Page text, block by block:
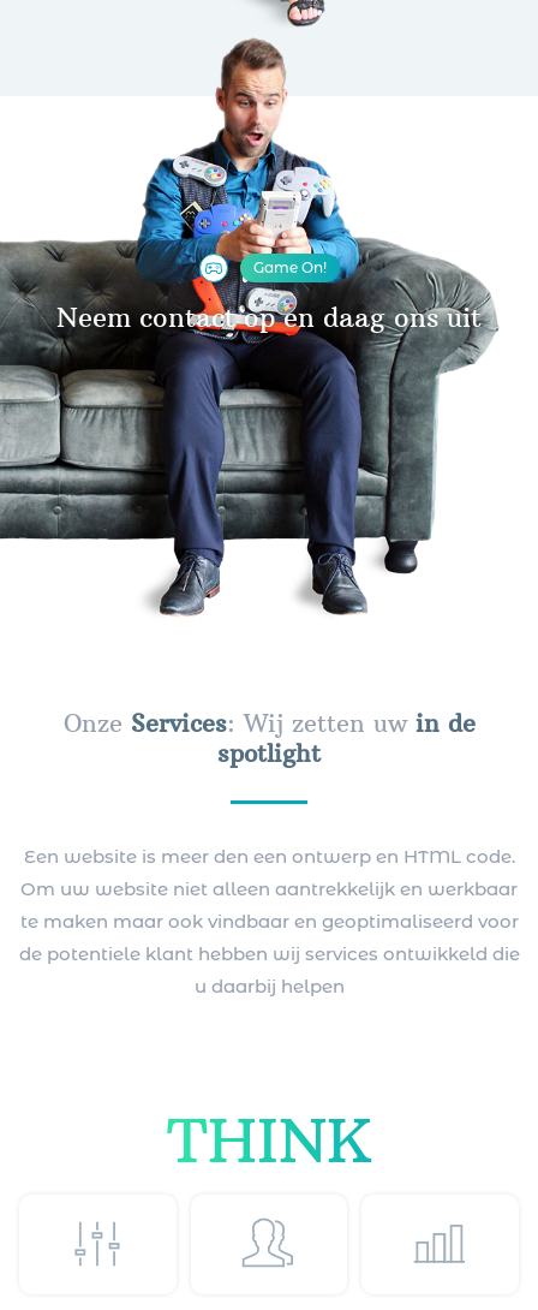
Game On!
Neem contact op en daag ons uit
Onze Services: Wij zetten uw in de
spotlight
Een website is meer den een ontwerp en HTML code.
Om uw website niet alleen aantrekkelijk en werkbaar
te maken maar ook vindbaar en geoptimaliseerd voor
de potentiele klant hebben wij services ontwikkeld die
u daarbij helpen
THINK